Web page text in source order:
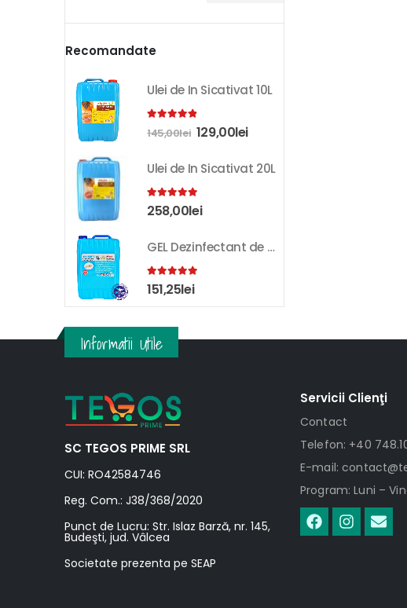
Recomandate
Ulei de In Sicativat 10L
out of 5
145,00lei 129,00lei
Ulei de In Sicativat 20L
5.00out of 5
258,00lei
GEL Dezinfectant de Maini K-SEPT 10L
5.00out of 5
151,25lei
Informatii Utile
SC TEGOS PRIME SRL
CUI: RO42584746
Reg. Com.: J38/368/2020
Punct de Lucru: Str. Islaz Barză, nr. 145,
Budeşti, jud. Vâlcea
Societate prezenta pe SEAP
Servicii Clienţi
Contact
Telefon: +40
E-mail:
Program: Luni –